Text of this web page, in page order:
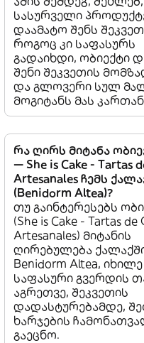
სასურველი
დაამატო შენს
როგოც კი საფასურს
გადაიხდი, ობიექტი
შენი შეკვეთის
და გლოვერი სულ
მოგიტანს მას
რა ღირს მიტანა
— She is Cake - Tartas
Artesanales ჩემს
(Benidorm Altea)?
თუ გაინტერესებს
(She is Cake - Tartas de
Artesanales) მიტანის
ღირებულება
Benidorm Altea,
საფასური გვერდის
აგრეთვე, შეკვეთის
დადასტურებამდე,
ხარჯების
გაეცნო.